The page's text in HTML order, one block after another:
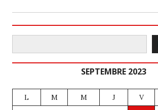
Rechercher
SEPTEMBRE 2023
L M M J V